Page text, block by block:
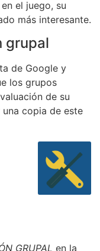
el juego, su
más interesante.
grupal
de Google y
los grupos
de su
una copia de este
GRUPAL en la